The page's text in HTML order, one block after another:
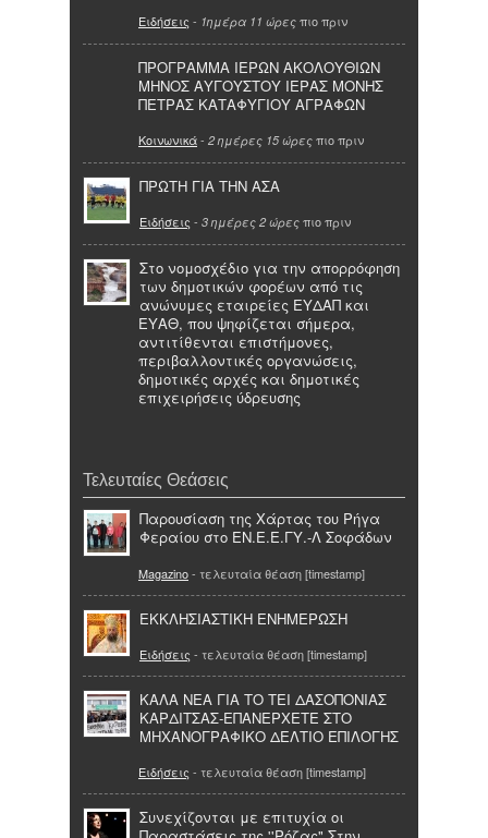
Ειδήσεις - 1ημέρα 11 ώρες πιο πριν
ΠΡΟΓΡΑΜΜΑ ΙΕΡΩΝ ΑΚΟΛΟΥΘΙΩΝ
ΜΗΝΟΣ ΑΥΓΟΥΣΤΟΥ ΙΕΡΑΣ ΜΟΝΗΣ
ΠΕΤΡΑΣ ΚΑΤΑΦΥΓΙΟΥ ΑΓΡΑΦΩΝ
Κοινωνικά- 2 ημέρες 15 ώρες πιο πριν
ΠΡΩΤΗ ΓΙΑ ΤΗΝ ΑΣΑ
Ειδήσεις - 3 ημέρες 2 ώρες πιο πριν
Στο νομοσχέδιο για την απορρόφηση
των δημοτικών φορέων από τις
ανώνυμες εταιρείες ΕΥΔΑΠ και
ΕΥΑΘ, που ψηφίζεται σήμερα,
αντιτίθενται επιστήμονες,
περιβαλλοντικές οργανώσεις,
δημοτικές αρχές και δημοτικές
επιχειρήσεις ύδρευσης
Τελευταίες Θεάσεις
Παρουσίαση της Χάρτας του Ρήγα
Φεραίου στο ΕΝ.Ε.Ε.ΓΥ.-Λ Σοφάδων
Magazino- τελευταία θέαση [timestamp]
ΕΚΚΛΗΣΙΑΣΤΙΚΗ ΕΝΗΜΕΡΩΣΗ
Ειδήσεις - τελευταία θέαση [timestamp]
ΚΑΛΑ ΝΕΑ ΓΙΑ ΤΟ ΤΕΙ ΔΑΣΟΠΟΝΙΑΣ
ΚΑΡΔΙΤΣΑΣ-ΕΠΑΝΕΡΧΕΤΕ ΣΤΟ
ΜΗΧΑΝΟΓΡΑΦΙΚΟ ΔΕΛΤΙΟ ΕΠΙΛΟΓΗΣ
Ειδήσεις - τελευταία θέαση [timestamp]
Συνεχίζονται με επιτυχία οι